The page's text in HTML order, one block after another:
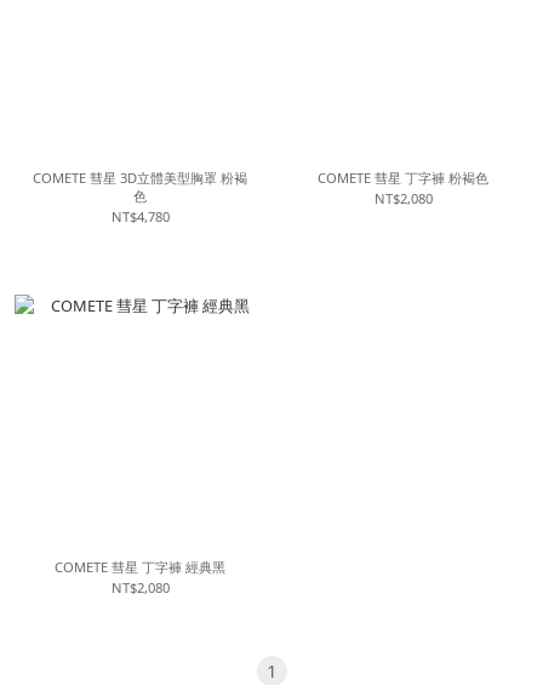
COMETE 彗星 3D立體美型胸罩 粉褐
色
NT$4,780
COMETE 彗星 丁字褲 粉褐色
NT$2,080
COMETE 彗星 丁字褲 經典黑
NT$2,080
1